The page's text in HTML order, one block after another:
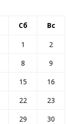
Сб Вс
1
2
8
9
15
16
22
23
29
30